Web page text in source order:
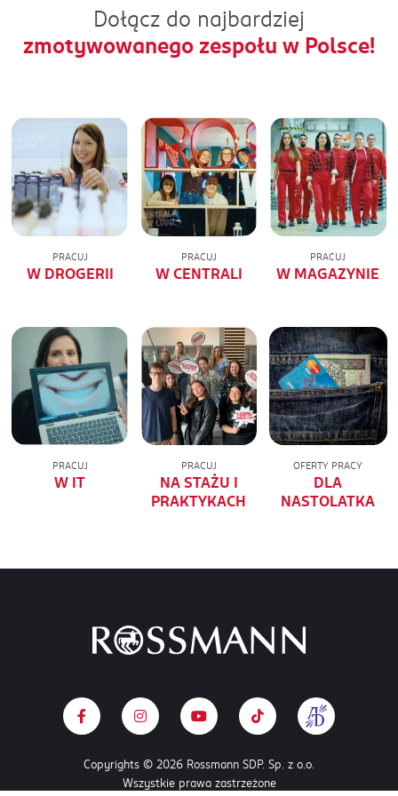
Dołącz do najbardziej
zmotywowanego zespołu w Polsce!
PRACUJ
W DROGERII
PRACUJ
W CENTRALI
PRACUJ
W MAGAZYNIE
PRACUJ
W IT
PRACUJ
NA STAŻU I
PRAKTYKACH
OFERTY PRACY
DLA
NASTOLATKA
Copyrights © 2026 Rossmann SDP. Sp. z o.o.
Wszystkie prawa zastrzeżone